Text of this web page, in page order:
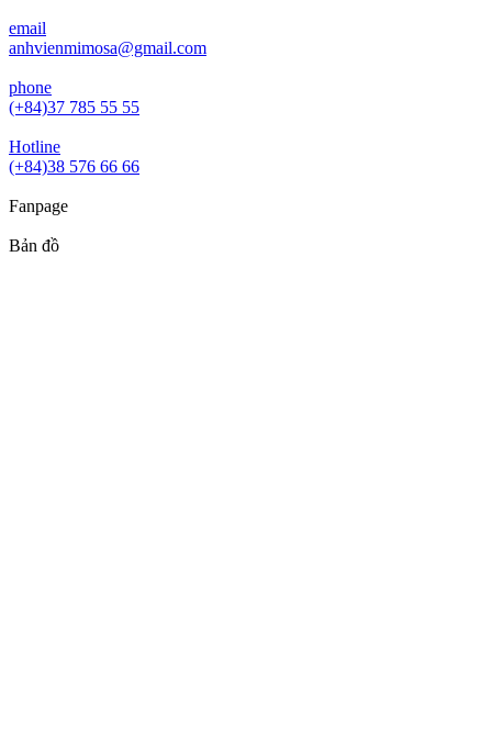
email
anhvienmimosa@gmail.com
phone
(+84)37 785 55 55
Hotline
(+84)38 576 66 66
Fanpage
Bản đồ